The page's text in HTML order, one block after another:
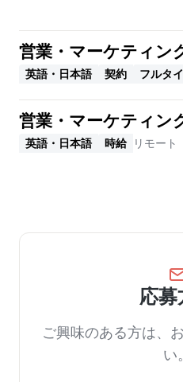
営業・マーケティン
英語・日本語 契約 フルタ
営業・マーケティン
英語・日本語 時給 リモート
応募
ご興味のある方は、
い。